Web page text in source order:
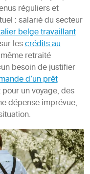
réguliers et
: salarié du secteur
belge travaillant
lescrédits au
retraité
besoin de justifier
d’un prêt
un voyage, des
dépense imprévue,